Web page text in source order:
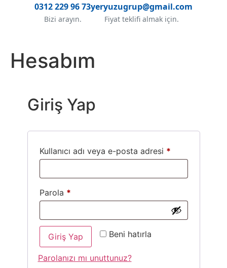
0312 229 96 73
Bizi arayın.
yeryuzugrup@gmail.com
Fiyat teklifi almak için.
Hesabım
Giriş Yap
Kullanıcı adı veya e-posta adresi *
Parola *
Beni hatırla
Giriş Yap
Parolanızı mı unuttunuz?